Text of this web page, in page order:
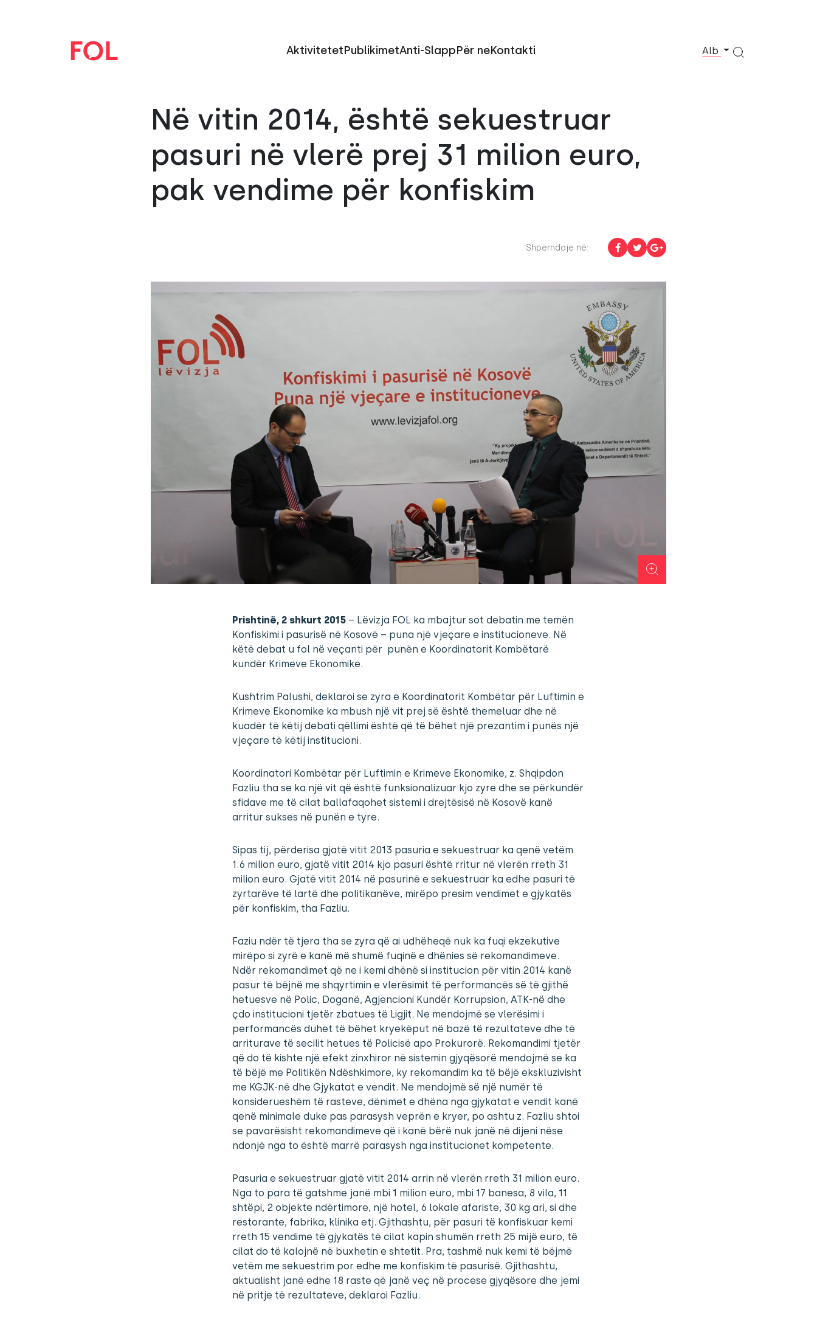
AktivitetetPublikimetAnti-SlappPër neKontakti Alb
Në vitin 2014, është sekuestruar
pasuri në vlerë prej 31 milion euro,
pak vendime për konfiskim
Shpërndaje në:
Prishtinë, 2 shkurt 2015 – Lëvizja FOL ka mbajtur sot debatin me temën
Konfiskimi i pasurisë në Kosovë – puna një vjeçare e institucioneve. Në
këtë debat u fol në veçanti për punën e Koordinatorit Kombëtarë
kundër Krimeve Ekonomike.
Kushtrim Palushi, deklaroi se zyra e Koordinatorit Kombëtar për Luftimin e
Krimeve Ekonomike ka mbush një vit prej së është themeluar dhe në
kuadër të këtij debati qëllimi është që të bëhet një prezantim i punës një
vjeçare të këtij institucioni.
Koordinatori Kombëtar për Luftimin e Krimeve Ekonomike, z. Shqipdon
Fazliu tha se ka një vit që është funksionalizuar kjo zyre dhe se përkundër
sfidave me të cilat ballafaqohet sistemi i drejtësisë në Kosovë kanë
arritur sukses në punën e tyre.
Sipas tij, përderisa gjatë vitit 2013 pasuria e sekuestruar ka qenë vetëm
1.6 milion euro, gjatë vitit 2014 kjo pasuri është rritur në vlerën rreth 31
milion euro. Gjatë vitit 2014 në pasurinë e sekuestruar ka edhe pasuri të
zyrtarëve të lartë dhe politikanëve, mirëpo presim vendimet e gjykatës
për konfiskim, tha Fazliu.
Faziu ndër të tjera tha se zyra që ai udhëheqë nuk ka fuqi ekzekutive
mirëpo si zyrë e kanë më shumë fuqinë e dhënies së rekomandimeve.
Ndër rekomandimet që ne i kemi dhënë si institucion për vitin 2014 kanë
pasur të bëjnë me shqyrtimin e vlerësimit të performancës së të gjithë
hetuesve në Polic, Doganë, Agjencioni Kundër Korrupsion, ATK-në dhe
çdo institucioni tjetër zbatues të Ligjit. Ne mendojmë se vlerësimi i
performancës duhet të bëhet kryekëput në bazë të rezultateve dhe të
arriturave të secilit hetues të Policisë apo Prokurorë. Rekomandimi tjetër
që do të kishte një efekt zinxhiror në sistemin gjyqësorë mendojmë se ka
të bëjë me Politikën Ndëshkimore, ky rekomandim ka të bëjë ekskluzivisht
me KGJK-në dhe Gjykatat e vendit. Ne mendojmë së një numër të
konsiderueshëm të rasteve, dënimet e dhëna nga gjykatat e vendit kanë
qenë minimale duke pas parasysh veprën e kryer, po ashtu z. Fazliu shtoi
se pavarësisht rekomandimeve që i kanë bërë nuk janë në dijeni nëse
ndonjë nga to është marrë parasysh nga institucionet kompetente.
Pasuria e sekuestruar gjatë vitit 2014 arrin në vlerën rreth 31 milion euro.
Nga to para të gatshme janë mbi 1 milion euro, mbi 17 banesa, 8 vila, 11
shtëpi, 2 objekte ndërtimore, një hotel, 6 lokale afariste, 30 kg ari, si dhe
restorante, fabrika, klinika etj. Gjithashtu, për pasuri të konfiskuar kemi
rreth 15 vendime të gjykatës të cilat kapin shumën rreth 25 mijë euro, të
cilat do të kalojnë në buxhetin e shtetit. Pra, tashmë nuk kemi të bëjmë
vetëm me sekuestrim por edhe me konfiskim të pasurisë. Gjithashtu,
aktualisht janë edhe 18 raste që janë veç në procese gjyqësore dhe jemi
në pritje të rezultateve, deklaroi Fazliu.